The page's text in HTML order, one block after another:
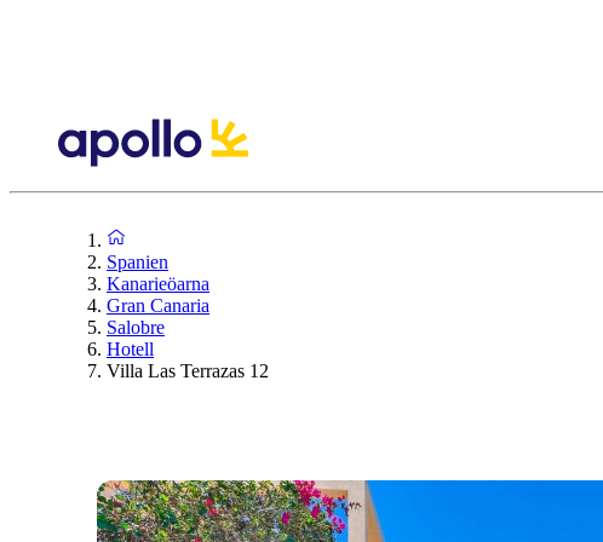
Spanien
Kanarieöarna
Gran Canaria
Salobre
Hotell
Villa Las Terrazas 12